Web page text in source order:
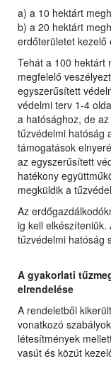
a) a 10 hektárt
b) a 20 hektárt
erdőterületet kezelő
Tehát a 100 hektárt
megfelelő
egyszerűsített
védelmi terv 1-4
a hatósághoz, de
tűzvédelmi hatóság
támogatások
az egyszerűsített
hatékony
megküldik a
Az
ig kell
tűzvédelmi hatóság
A gyakorlati
elrendelése
A rendeletből
vonatkozó
létesítmények
vasút és közút